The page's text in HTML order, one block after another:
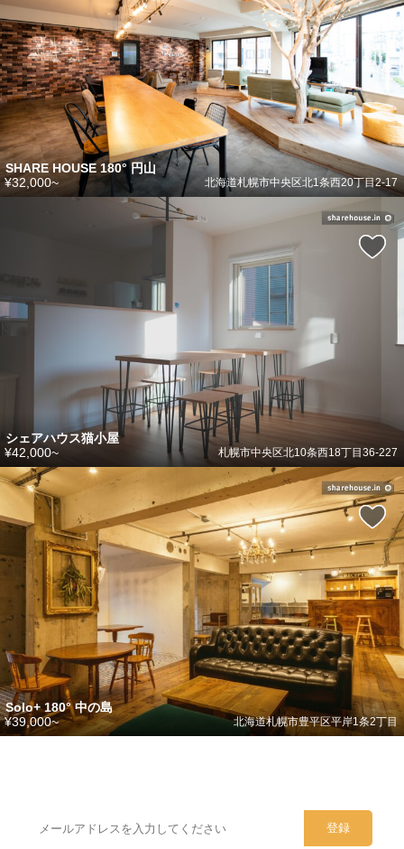
SHARE HOUSE 180° 円山
北海道札幌市中央区北1条西20丁目2-17
¥32,000~
シェアハウス猫小屋
札幌市中央区北10条西18丁目36-227
¥42,000~
Solo+ 180° 中の島
北海道札幌市豊平区平岸1条2丁目
¥39,000~